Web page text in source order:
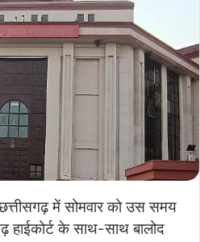
में सोमवार को उस समय
के साथ-साथ बालोद